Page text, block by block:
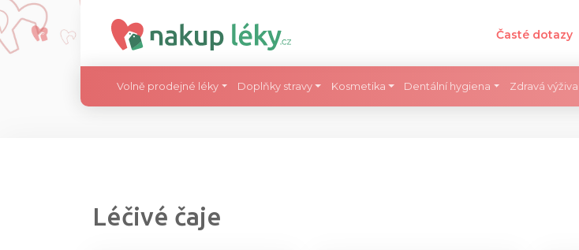
Časté dotazy
Volně prodejné léky Doplňky stravy Kosmetika Dentální hygiena Zdravá výživa
Léčivé čaje